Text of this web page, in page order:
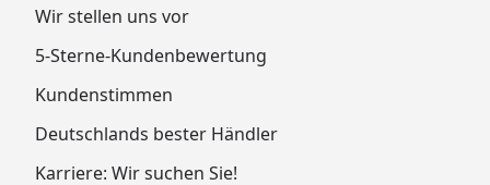
Wir stellen uns vor
5-Sterne-Kundenbewertung
Kundenstimmen
Deutschlands bester Händler
Karriere: Wir suchen Sie!